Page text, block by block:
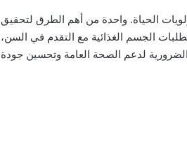
الحياة. واحدة من أهم الطرق لتحقيق
الجسم الغذائية مع التقدم في السن،
لدعم الصحة العامة وتحسين جودة